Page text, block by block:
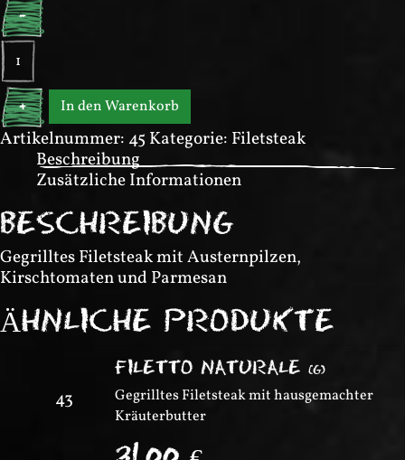
-
Filetto
Orecchioni
Menge
+ In den Warenkorb
Artikelnummer: 45 Kategorie: Filetsteak
Beschreibung
Zusätzliche Informationen
BESCHREIBUNG
Gegrilltes Filetsteak mit Austernpilzen,
Kirschtomaten und Parmesan
ÄHNLICHE PRODUKTE
43
FILETTO NATURALE (G)
Gegrilltes Filetsteak mit hausgemachter
Kräuterbutter